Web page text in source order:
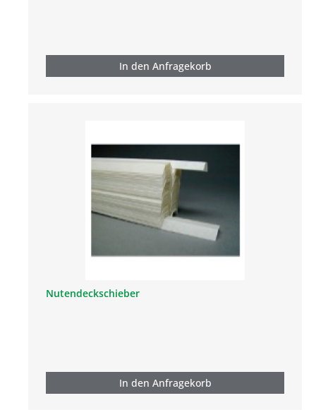
In den Anfragekorb
Nutendeckschieber
In den Anfragekorb